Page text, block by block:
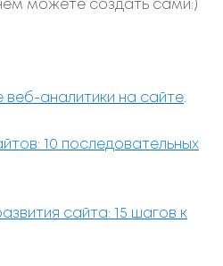
можете создать сами:)
веб-аналитики на сайте.
10 последовательных
сайта: 15 шагов к